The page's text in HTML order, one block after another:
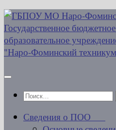
Перейти
к
содержимому
Найти:
Сведения о ПОО